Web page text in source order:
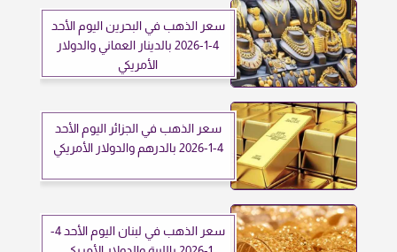
سعر الذهب في البحرين اليوم الأحد
4-1-2026 بالدينار العماني والدولار
الأمريكي
سعر الذهب في الجزائر اليوم الأحد
4-1-2026 بالدرهم والدولار الأمريكي
سعر الذهب في لبنان اليوم الأحد 4-